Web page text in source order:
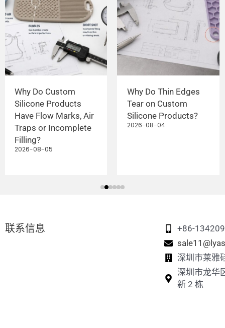
Why Do Custom
Silicone Products
Have Flow Marks, Air
Traps or Incomplete
Filling?
2026-08-05
Why Do Thin Edges
Tear on Custom
Silicone Products?
2026-08-04
联系信息
+86-
深圳市莱雅
深圳市龙华
新 2 栋